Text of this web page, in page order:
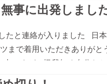
た。 本当にありがとうご
ユースサッカー選手権（U-
テージ】7月22日（日）9
18（前半1-1、後半0-1）
敗戦となりました。 連戦
事に出発しまし
たと連絡が入りました 日
まで着用いただきありが
ですが、怪我無く自分た